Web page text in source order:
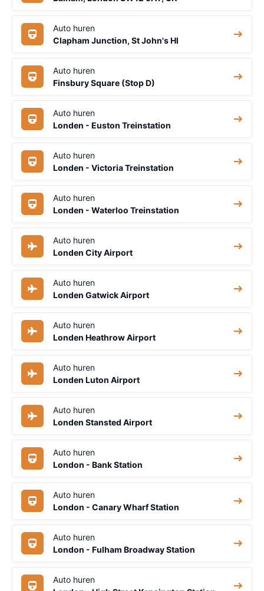
Auto huren
Clapham Junction, St John's Hl
Auto huren
Finsbury Square (Stop D)
Auto huren
Londen - Euston Treinstation
Auto huren
Londen - Victoria Treinstation
Auto huren
Londen - Waterloo Treinstation
Auto huren
Londen City Airport
Auto huren
Londen Gatwick Airport
Auto huren
Londen Heathrow Airport
Auto huren
Londen Luton Airport
Auto huren
Londen Stansted Airport
Auto huren
London - Bank Station
Auto huren
London - Canary Wharf Station
Auto huren
London - Fulham Broadway Station
Auto huren